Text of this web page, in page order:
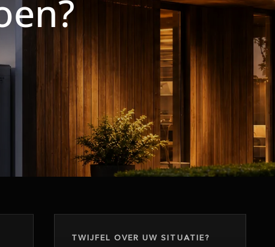
TWIJFEL OVER UW SITUATIE?